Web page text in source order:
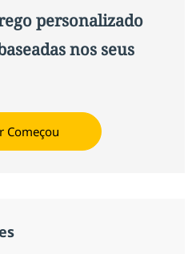
personalizado
nos seus
Obter Começou